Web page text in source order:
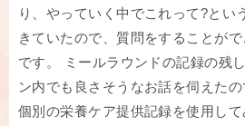
り、やっていく中でこれって?とい
きていたので、質問をすることが
です。 ミールラウンドの記録の残
ン内でも良さそうなお話を伺えた
個別の栄養ケア提供記録を使用し